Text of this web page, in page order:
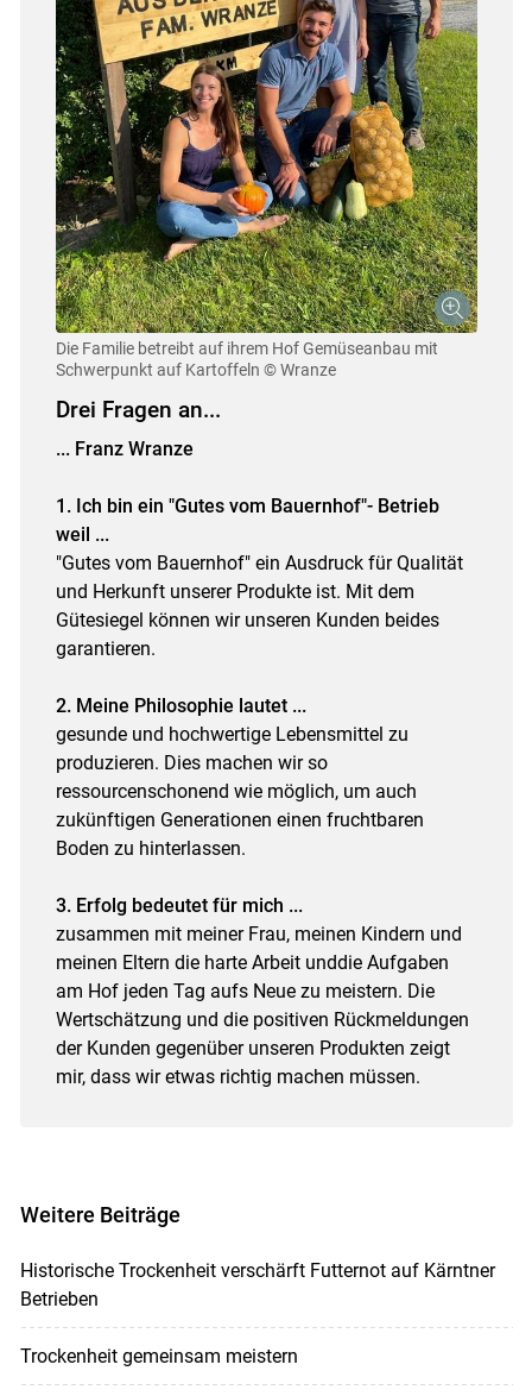
Die Familie betreibt auf ihrem Hof Gemüseanbau mit
Schwerpunkt auf Kartoffeln © Wranze
Drei Fragen an...
... Franz Wranze
1. Ich bin ein "Gutes vom Bauernhof"- Betrieb
weil ...
"Gutes vom Bauernhof" ein Ausdruck für Qualität
und Herkunft unserer Produkte ist. Mit dem
Gütesiegel können wir unseren Kunden beides
garantieren.
2. Meine Philosophie lautet ...
gesunde und hochwertige Lebensmittel zu
produzieren. Dies machen wir so
ressourcenschonend wie möglich, um auch
zukünftigen Generationen einen fruchtbaren
Boden zu hinterlassen.
3. Erfolg bedeutet für mich ...
zusammen mit meiner Frau, meinen Kindern und
meinen Eltern die harte Arbeit unddie Aufgaben
am Hof jeden Tag aufs Neue zu meistern. Die
Wertschätzung und die positiven Rückmeldungen
der Kunden gegenüber unseren Produkten zeigt
mir, dass wir etwas richtig machen müssen.
Weitere Beiträge
Historische Trockenheit verschärft Futternot auf Kärntner
Betrieben
Trockenheit gemeinsam meistern